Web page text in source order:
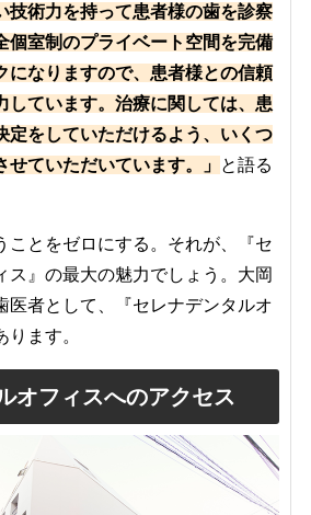
技術力を持って患者様の歯を診察
個室制のプライベート空間を完備
になりますので、患者様との信頼
しています。治療に関しては、患
定をしていただけるよう、いくつ
ていただいています。」 と語る
ことをゼロにする。それが、『セ
ス』の最大の魅力でしょう。大岡
医者として、『セレナデンタルオ
ます。
オフィスへのアクセス